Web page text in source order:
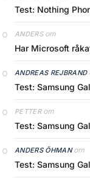
Test: Nothing
ANDERSom
Har Microsoft
ANDREAS REJBRAND
Test: Samsung
PETTERom
Test: Samsung
ANDERS ÖHMANom
Test: Samsung